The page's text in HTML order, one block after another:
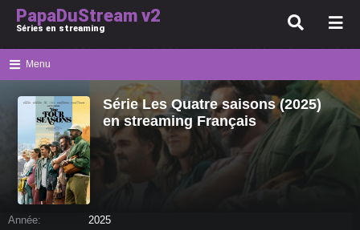
PapaDuStream v2
Séries en streaming
Menu
Série Les Quatre saisons (2025)
en streaming Français
Année:
2025